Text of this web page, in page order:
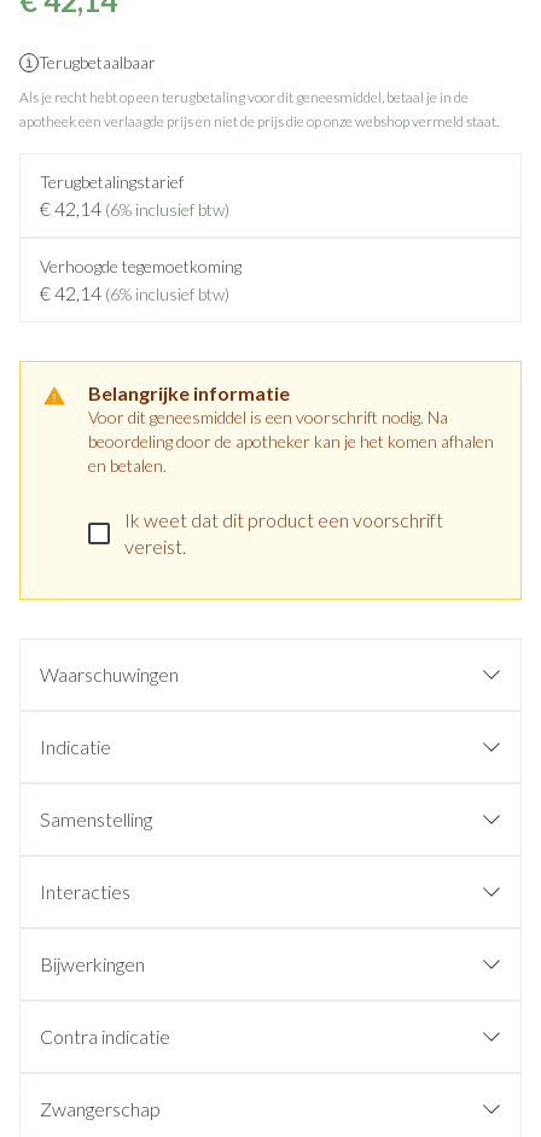
Terugbetaalbaar
Als je recht hebt op een terugbetaling voor dit geneesmiddel, betaal je in de
apotheek een verlaagde prijs en niet de prijs die op onze webshop vermeld staat.
Terugbetalingstarief
€ 42,14 (6% inclusief btw)
Verhoogde tegemoetkoming
€ 42,14 (6% inclusief btw)
Belangrijke informatie
Voor dit geneesmiddel is een voorschrift nodig. Na
beoordeling door de apotheker kan je het komen afhalen
en betalen.
Ik weet dat dit product een voorschrift
vereist.
Waarschuwingen
Indicatie
Samenstelling
Interacties
Bijwerkingen
Contra indicatie
Zwangerschap